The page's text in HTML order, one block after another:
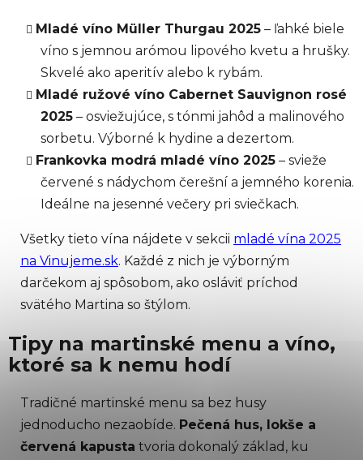
Mladé víno Müller Thurgau 2025 – ľahké biele
víno s jemnou arómou lipového kvetu a hrušky.
Skvelé ako aperitív alebo k rybám.
Mladé ružové víno Cabernet Sauvignon rosé
2025 – osviežujúce, s tónmi jahôd a malinového
sorbetu. Výborné k hydine a dezertom.
Frankovka modrá mladé víno 2025 – svieže
červené s nádychom čerešní a jemného korenia.
Ideálne na jesenné večery pri sviečkach.
Všetky tieto vína nájdete v sekcii mladé vína 2025
na Vinujeme.sk. Každé z nich je výborným
darčekom aj spôsobom, ako osláviť príchod
svätého Martina so štýlom.
Tipy na martinské menu a víno,
ktoré sa k nemu hodí
Tradičné martinské menu sa bez husy
jednoducho nezaobíde. Pečená hus, lokše a
červená kapusta tvoria dokonalý základ, ku